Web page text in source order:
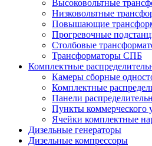
Высоковольтные
Низковольтные
Повышающие
Прогревочные
Столбовые
Трансформаторы СПБ
Комплектные
Камеры сборные
Комплектные
Панели
Пункты коммерческого
Ячейки комплектные
Дизельные генераторы
Дизельные компрессоры